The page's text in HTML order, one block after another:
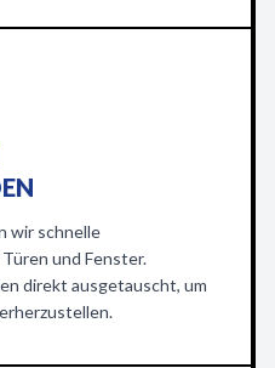
wir schnelle
und Fenster.
direkt ausgetauscht, um